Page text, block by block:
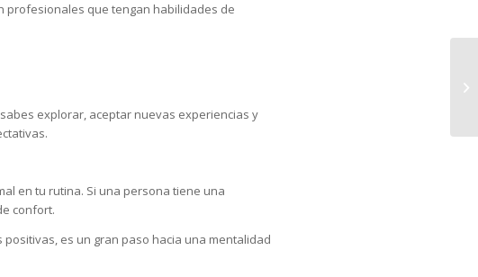
profesionales que tengan habilidades de
explorar, aceptar nuevas experiencias y
en tu rutina. Si una persona tiene una
confort.
es un gran paso hacia una mentalidad